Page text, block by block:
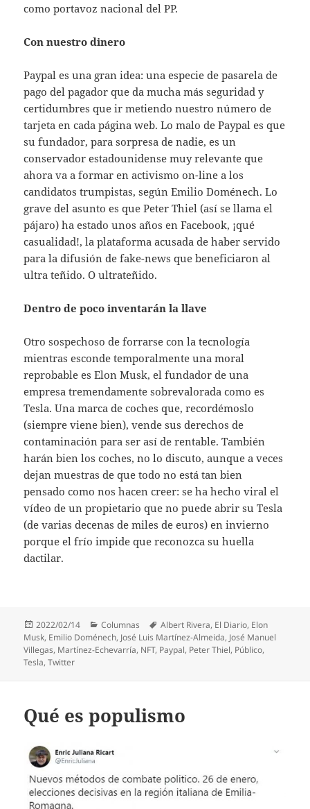
como portavoz nacional del PP.
Con nuestro dinero
Paypal es una gran idea: una especie de pasarela de
pago del pagador que da mucha más seguridad y
certidumbres que ir metiendo nuestro número de
tarjeta en cada página web. Lo malo de Paypal es que
su fundador, para sorpresa de nadie, es un
conservador estadounidense muy relevante que
ahora va a formar en activismo on-line a los
candidatos trumpistas, según Emilio Doménech. Lo
grave del asunto es que Peter Thiel (así se llama el
pájaro) ha estado unos años en Facebook, ¡qué
casualidad!, la plataforma acusada de haber servido
para la difusión de fake-news que beneficiaron al
ultra teñido. O ultrateñido.
Dentro de poco inventarán la llave
Otro sospechoso de forrarse con la tecnología
mientras esconde temporalmente una moral
reprobable es Elon Musk, el fundador de una
empresa tremendamente sobrevalorada como es
Tesla. Una marca de coches que, recordémoslo
(siempre viene bien), vende sus derechos de
contaminación para ser así de rentable. También
harán bien los coches, no lo discuto, aunque a veces
dejan muestras de que todo no está tan bien
pensado como nos hacen creer: se ha hecho viral el
vídeo de un propietario que no puede abrir su Tesla
(de varias decenas de miles de euros) en invierno
porque el frío impide que reconozca su huella
dactilar.
Publicado
el
2022/02/14 Categorías
Columnas Etiquetas
Albert Rivera, El Diario, Elon
Musk, Emilio Doménech, José Luis Martínez-Almeida, José Manuel
Villegas, Martínez-Echevarría, NFT, Paypal, Peter Thiel, Público,
Tesla,Twitter
Qué es populismo